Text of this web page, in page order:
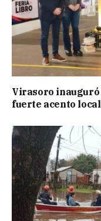
Virasoro inauguró
fuerte acento